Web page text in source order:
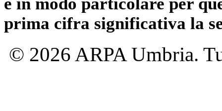
prima cifra significativa la
© 2026 ARPA Umbria.